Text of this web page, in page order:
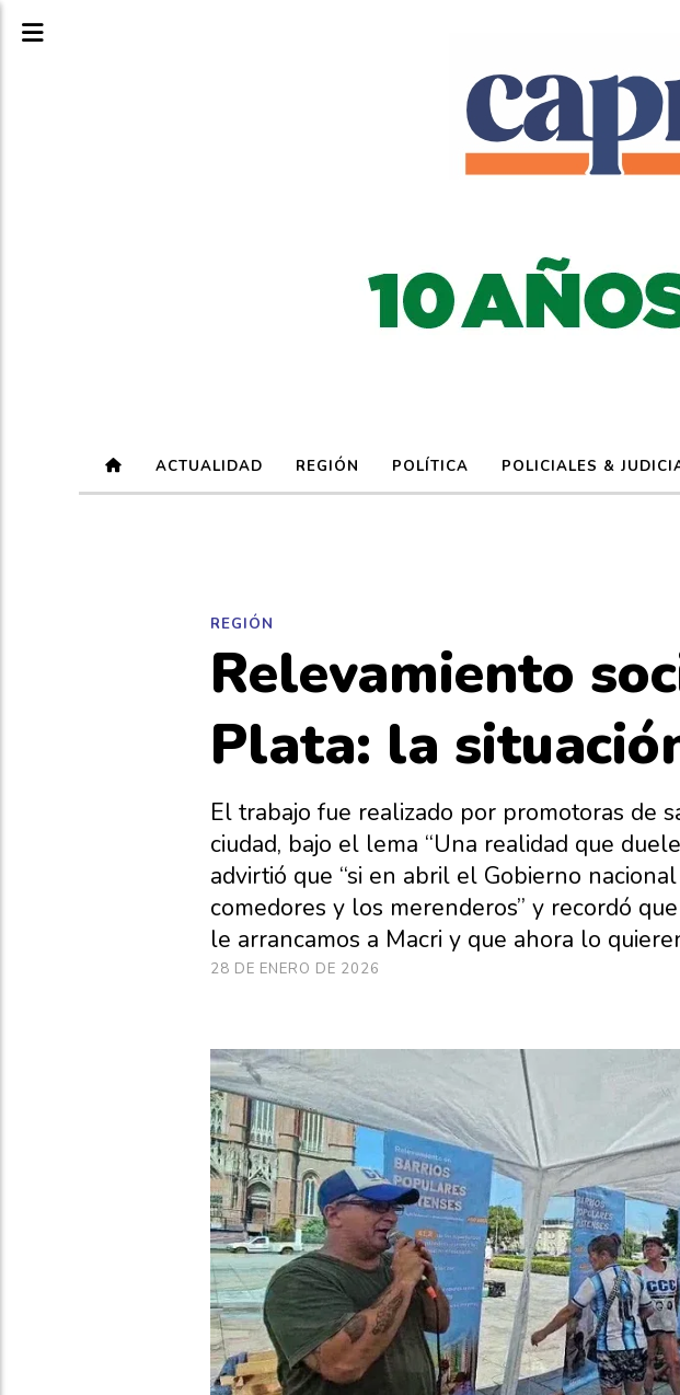
ACTUALIDAD REGIÓN POLÍTICA POLICIALES &
Relevamiento
Plata: la
El trabajo fue realizado por promotoras de
ciudad, bajo el lema “Una realidad que
advirtió que “si en abril el Gobierno
comedores y los merenderos” y recordó
le arrancamos a Macri y que ahora lo
REGIÓN
28 DE ENERO DE 2026